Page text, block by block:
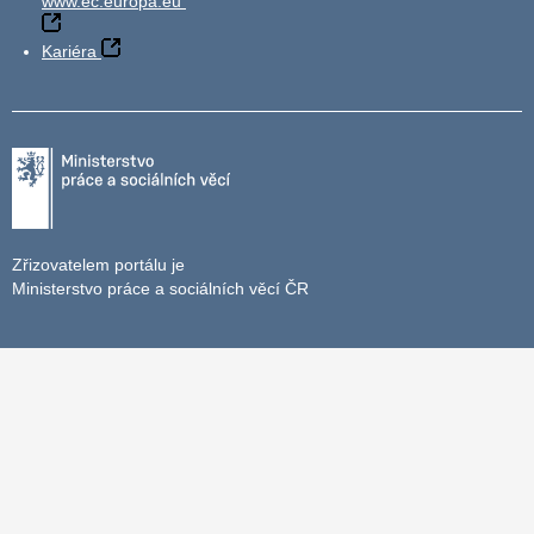
Kariéra
Zřizovatelem portálu je
Ministerstvo práce a sociálních věcí ČR